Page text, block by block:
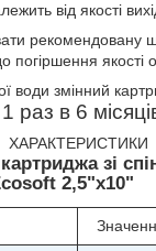
від якості
рекомендовану
погіршення якості
води змінний
1 раз в 6
ХАРАКТЕРИСТИКИ
зі
2,5"х10"